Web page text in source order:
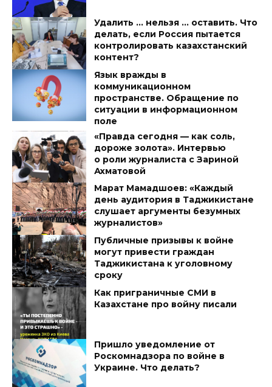
Удалить … нельзя … оставить. Что
делать, если Россия пытается
контролировать казахстанский
контент?
Язык вражды в
коммуникационном
пространстве. Обращение по
ситуации в информационном
поле
«Правда сегодня — как соль,
дороже золота». Интервью
о роли журналиста с Зариной
Ахматовой
Марат Мамадшоев: «Каждый
день аудитория в Таджикистане
слушает аргументы безумных
журналистов»
Публичные призывы к войне
могут привести граждан
Таджикистана к уголовному
сроку
Как приграничные СМИ в
Казахстане про войну писали
Пришло уведомление от
Роскомнадзора по войне в
Украине. Что делать?